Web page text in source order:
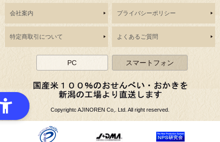
会社案内 プライバシーポリシー
特定商取引について よくあるご質問
PC スマートフォン
Copyrightc AJINOREN Co,. Ltd. All right reserved.